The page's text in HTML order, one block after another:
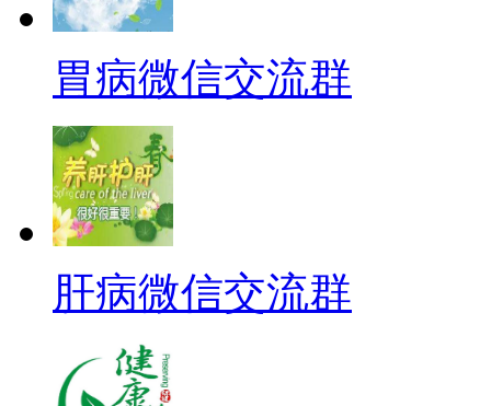
胃病微信交流群
肝病微信交流群